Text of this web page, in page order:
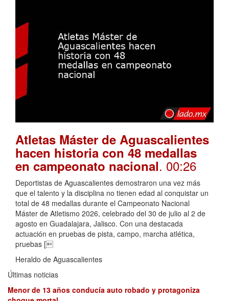
Atletas Máster de Aguascalientes
hacen historia con 48 medallas
en campeonato nacional. 00:26
Deportistas de Aguascalientes demostraron una vez más
que el talento y la disciplina no tienen edad al conquistar un
total de 48 medallas durante el Campeonato Nacional
Máster de Atletismo 2026, celebrado del 30 de julio al 2 de
agosto en Guadalajara, Jalisco. Con una destacada
actuación en pruebas de pista, campo, marcha atlética,
pruebas [
Heraldo de Aguascalientes
Últimas noticias
Menor de 13 años conducía auto robado y protagoniza